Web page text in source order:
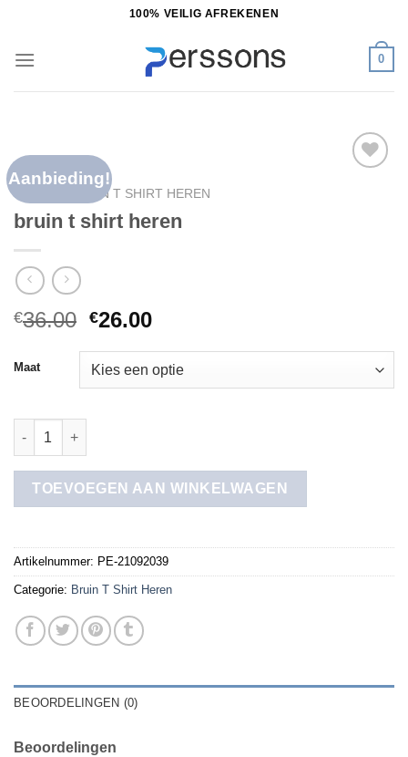
inhoud
100% VEILIG AFREKENEN
0
Aanbieding!
HOME BRUIN T SHIRT HEREN
bruin t shirt heren
€36.00 €26.00
Maat
bruin t shirt heren aantal
TOEVOEGEN AAN WINKELWAGEN
Artikelnummer: PE-21092039
Categorie: Bruin T Shirt Heren
BEOORDELINGEN (0)
Beoordelingen